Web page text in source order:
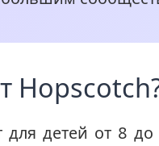
для детей от 8